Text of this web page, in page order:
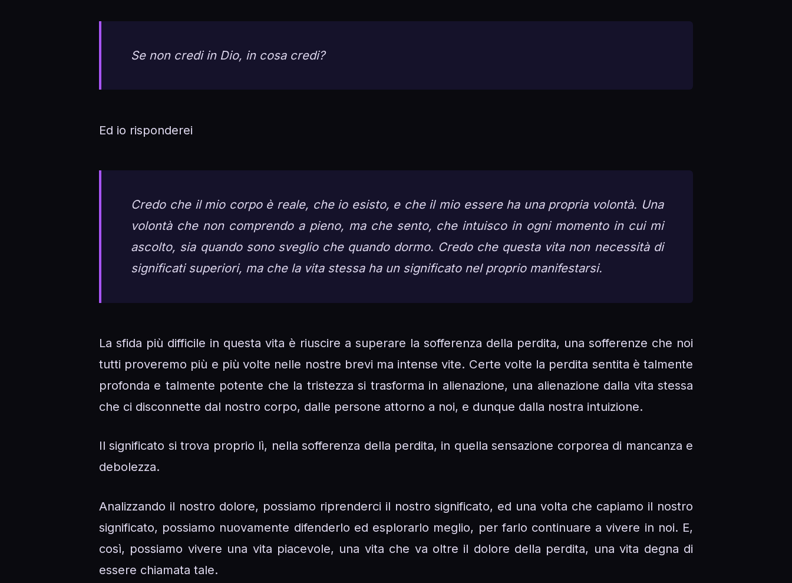
Se non credi in Dio, in cosa credi?
Ed io risponderei
Credo che il mio corpo è reale, che io esisto, e che il mio essere ha una propria volontà. Una
volontà che non comprendo a pieno, ma che sento, che intuisco in ogni momento in cui mi
ascolto, sia quando sono sveglio che quando dormo. Credo che questa vita non necessità di
significati superiori, ma che la vita stessa ha un significato nel proprio manifestarsi.
La sfida più difficile in questa vita è riuscire a superare la sofferenza della perdita, una sofferenze che noi
tutti proveremo più e più volte nelle nostre brevi ma intense vite. Certe volte la perdita sentita è talmente
profonda e talmente potente che la tristezza si trasforma in alienazione, una alienazione dalla vita stessa
che ci disconnette dal nostro corpo, dalle persone attorno a noi, e dunque dalla nostra intuizione.
Il significato si trova proprio lì, nella sofferenza della perdita, in quella sensazione corporea di mancanza e
debolezza.
Analizzando il nostro dolore, possiamo riprenderci il nostro significato, ed una volta che capiamo il nostro
significato, possiamo nuovamente difenderlo ed esplorarlo meglio, per farlo continuare a vivere in noi. E,
così, possiamo vivere una vita piacevole, una vita che va oltre il dolore della perdita, una vita degna di
essere chiamata tale.